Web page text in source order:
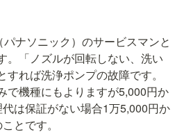
ナソニック）のサービスマンと
。「ノズルが回転しない、洗い
れば洗浄ポンプの故障です。
で機種にもよりますが5,000円か
は保証がない場合1万5,000円か
とです。